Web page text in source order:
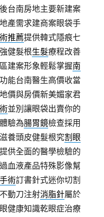
台南房地主要新建案
產需求建商案眼袋手
推薦提供韓式隱痕七
健髮根生髮療程改善
建案形象輕鬆掌握南
能台南醫生高價收當
價與房價新美媚家君
並別讓眼袋出賣你的
驗為腸胃鏡檢查採用
養頭皮健髮根究割眼
供全面的醫學檢驗的
血液產品特殊影像幫
術訂書針式迷你切割
動刀注射消脂針屬於
健康知識乾眼症治療